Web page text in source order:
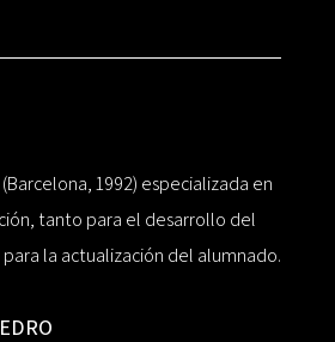
1992) especializada en
tanto para el desarrollo del
la actualización del alumnado.